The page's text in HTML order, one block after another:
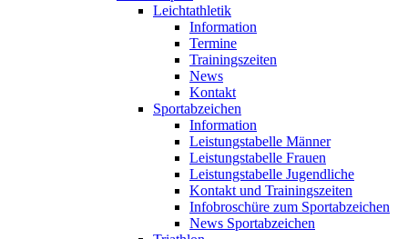
Leichtathletik
Information
Termine
Trainingszeiten
News
Kontakt
Sportabzeichen
Information
Leistungstabelle Männer
Leistungstabelle Frauen
Leistungstabelle Jugendliche
Kontakt und Trainingszeiten
Infobroschüre zum Sportabzeichen
News Sportabzeichen